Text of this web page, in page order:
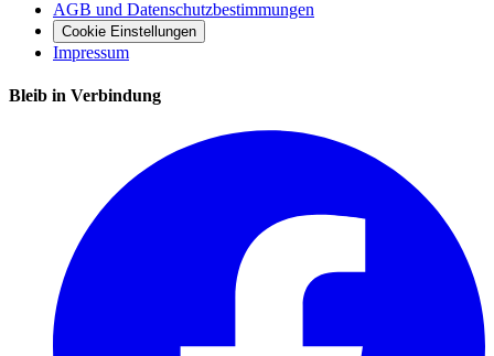
AGB und Datenschutzbestimmungen
Cookie Einstellungen
Impressum
Bleib in Verbindung